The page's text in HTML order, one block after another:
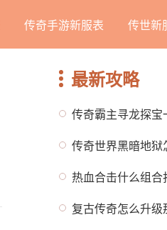
传奇手游新服表 传世新
最新攻略
传奇霸主寻龙探宝
传奇世界黑暗地狱
热血合击什么组合
复古传奇怎么升级